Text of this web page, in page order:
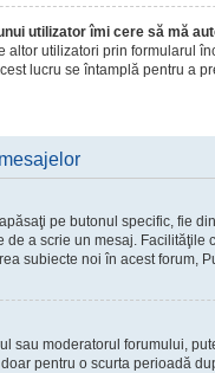
utilizator îmi cere să mă
altor utilizatori prin formularul
lucru se întamplă pentru a
pe butonul specific, fie
a scrie un mesaj. Facilităţile
subiecte noi în acest forum,
sau moderatorul forumului,
pentru o scurta perioadă